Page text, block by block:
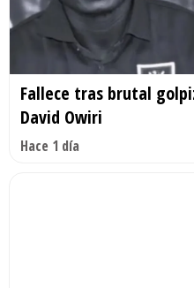
Fallece tras brutal
David Owiri
Hace 1 día